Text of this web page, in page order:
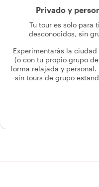
Privado y
Tu tour es solo para
desconocidos, sin
Experimentarás la ciudad
(o con tu propio grupo
forma relajada y personal.
sin tours de grupo